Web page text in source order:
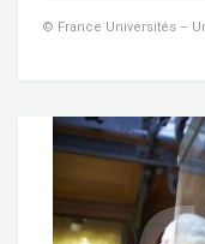
© France Universités –